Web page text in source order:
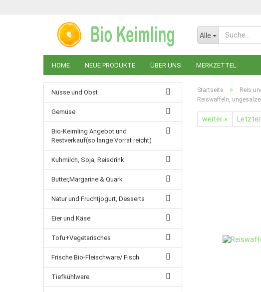
Alle
HOME NEUE PRODUKTE ÜBER UNS MERKZETTEL
Startseite » Reis
Reiswaffeln,
weiter »
Nüsse und Obst
Gemüse
Bio-Keimling Angebot und
Restverkauf(so lange Vorrat reicht)
Kuhmilch, Soja, Reisdrink
Butter,Margarine & Quark
Natur und Fruchtjogurt, Desserts
Eier und Käse
Tofu+Vegetarisches
Frische Bio-Fleischware/ Fisch
Tiefkühlware